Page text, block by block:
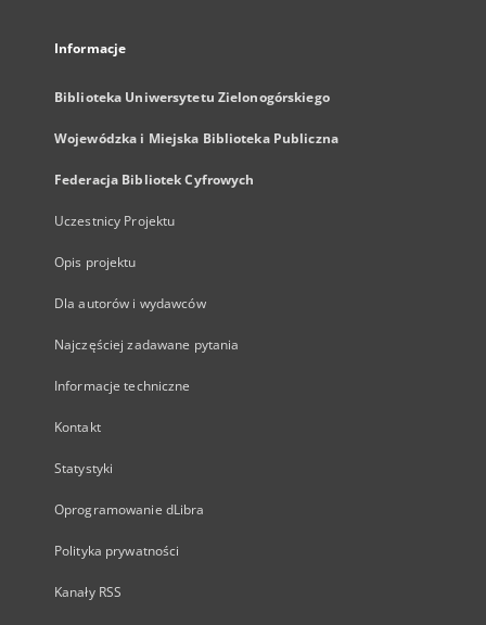
Informacje
Biblioteka Uniwersytetu Zielonogórskiego
Wojewódzka i Miejska Biblioteka Publiczna
Federacja Bibliotek Cyfrowych
Uczestnicy Projektu
Opis projektu
Dla autorów i wydawców
Najczęściej zadawane pytania
Informacje techniczne
Kontakt
Statystyki
Oprogramowanie dLibra
Polityka prywatności
Kanały RSS